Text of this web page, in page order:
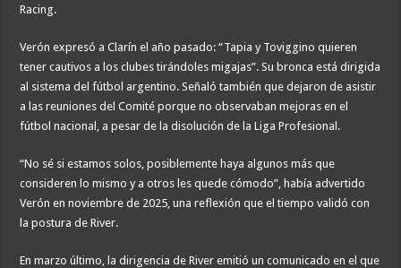
Racing.
Verón expresó a Clarín el año pasado: “Tapia y Toviggino quieren
tener cautivos a los clubes tirándoles migajas”. Su bronca está dirigida
al sistema del fútbol argentino. Señaló también que dejaron de asistir
a las reuniones del Comité porque no observaban mejoras en el
fútbol nacional, a pesar de la disolución de la Liga Profesional.
“No sé si estamos solos, posiblemente haya algunos más que
consideren lo mismo y a otros les quede cómodo”, había advertido
Verón en noviembre de 2025, una reflexión que el tiempo validó con
la postura de River.
En marzo último, la dirigencia de River emitió un comunicado en el que